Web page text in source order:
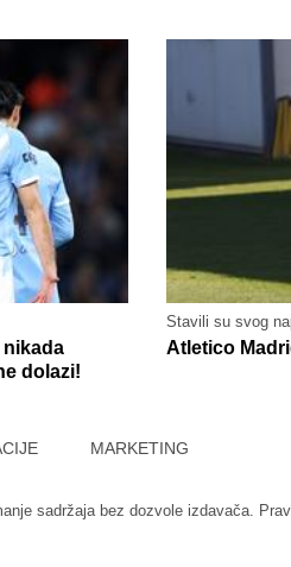
nikada
dolazi!
Stavili su svog
Atletico
MARKETING
sadržaja bez dozvole izdavača.